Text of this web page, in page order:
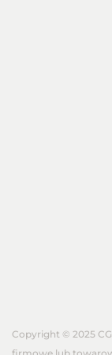
Copyright © 2025